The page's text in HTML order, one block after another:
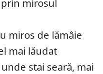
mirosul
miros de lămâie
mai lăudat
stai seară, mai